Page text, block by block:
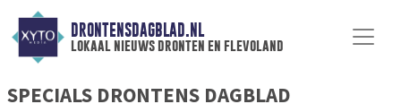
DRONTENSDAGBLAD.NL
lokaal nieuws dronten en flevoland
SPECIALS DRONTENS DAGBLAD